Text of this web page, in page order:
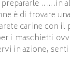
……in
è di trovare
carine con
i maschietti
in azione,